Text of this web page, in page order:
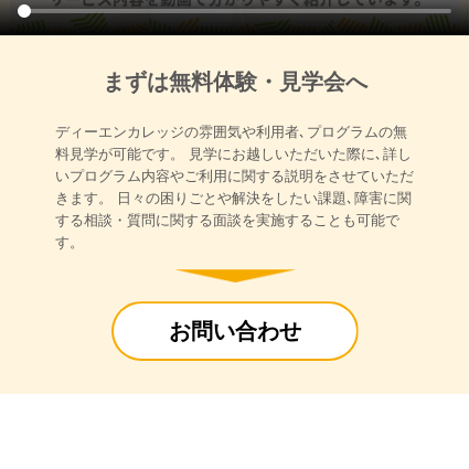
まずは無料体験・見学会へ
ディーエンカレッジの雰囲気や利用者､プログラムの無
料見学が可能です。 見学にお越しいただいた際に､詳し
いプログラム内容やご利用に関する説明をさせていただ
きます。 日々の困りごとや解決をしたい課題､障害に関
する相談・質問に関する面談を実施することも可能で
す。
お問い合わせ